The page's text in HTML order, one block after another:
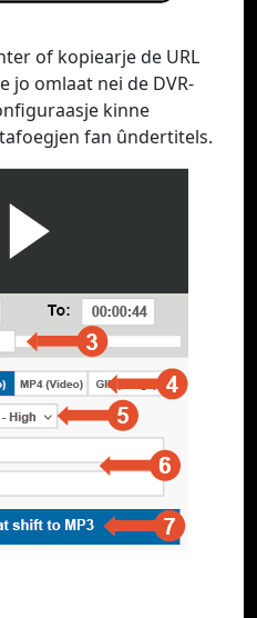
of kopiearje de URL
jo omlaat nei de DVR-
kinne
fan ûndertitels.